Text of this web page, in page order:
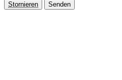
Stornieren Senden